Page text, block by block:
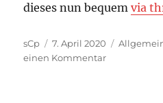
dieses nun bequemvia
Autor
sCp
Veröffentlicht
am
7. April 2020
einen Kommentarzu